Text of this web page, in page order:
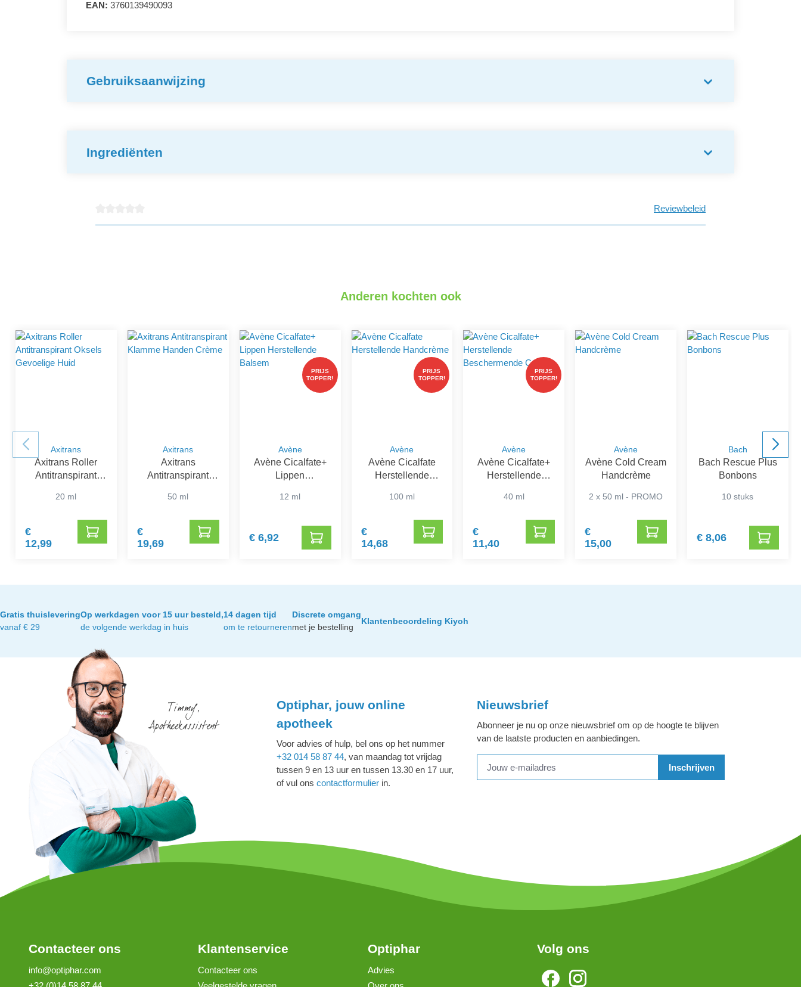
EAN: 3760139490093
Gebruiksaanwijzing
Ingrediënten
Reviewbeleid
Anderen kochten ook
Axitrans
Axitrans Roller
Antitranspirant
Huid
20 ml
€
12,99
Axitrans
Axitrans
Antitranspirant
Crème
50 ml
€
19,69
PRIJS
TOPPER!
Avène
Avène Cicalfate+
Lippen
Balsem
12 ml
€ 6,92
PRIJS
TOPPER!
Avène
Avène Cicalfate
Herstellende
100 ml
€
14,68
PRIJS
TOPPER!
Avène
Avène Cicalfate+
Herstellende
Crème
40 ml
€
11,40
Avène
Avène Cold Cream
Handcrème
2 x 50 ml - PROMO
€
15,00
Bach
Bach Rescue Plus
Bonbons
10 stuks
€ 8,06
Gratis thuislevering
vanaf € 29
Op werkdagen voor 15 uur besteld,
de volgende werkdag in huis
14 dagen tijd
om te retourneren
Discrete omgang
met je bestelling
Klantenbeoordeling Kiyoh
Optiphar, jouw online
apotheek
Voor advies of hulp, bel ons op het nummer
+32 014 58 87 44, van maandag tot vrijdag
tussen 9 en 13 uur en tussen 13.30 en 17 uur,
of vul ons contactformulier in.
Nieuwsbrief
Abonneer je nu op onze nieuwsbrief om op de hoogte te blijven
van de laatste producten en aanbiedingen.
Inschrijven
Contacteer ons
info@optiphar.com
Klantenservice
Contacteer ons
Optiphar
Advies
Volg ons